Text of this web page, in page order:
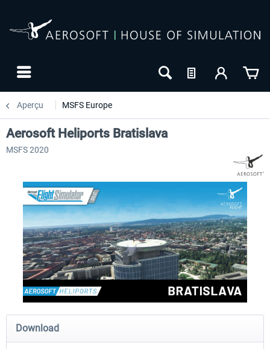
Aperçu MSFS Europe
Aerosoft Airport Cologne/Bonn Aerosoft Mega Airport
Aerosoft Heliports Bratislava
MSFS 2020
Download